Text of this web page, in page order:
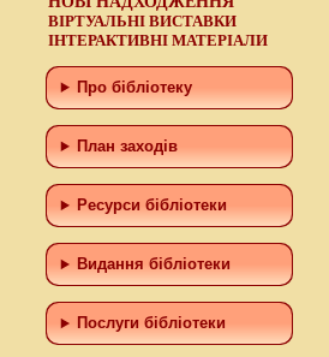
ВІРТУАЛЬНІ ВИСТАВКИ
ІНТЕРАКТИВНІ МАТЕРІАЛИ
Про бібліотеку
План заходів
Ресурси бібліотеки
Видання бібліотеки
Послуги бібліотеки